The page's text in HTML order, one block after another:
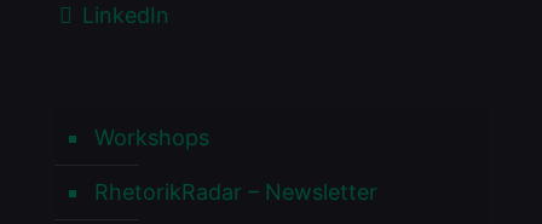
LinkedIn
Workshops
RhetorikRadar – Newsletter